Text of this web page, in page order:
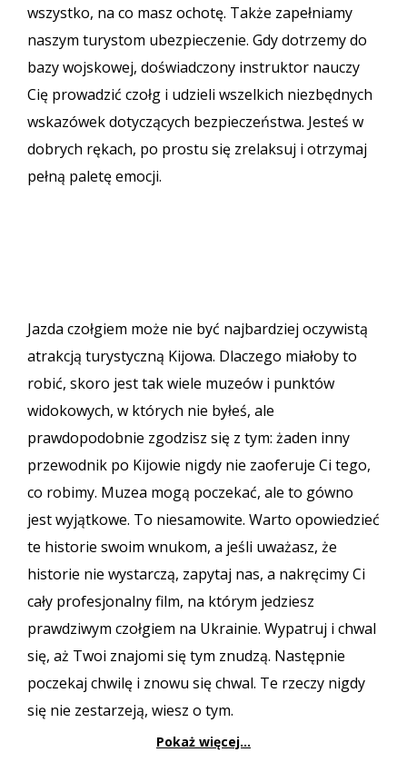
wszystko, na co masz ochotę. Także zapełniamy
naszym turystom ubezpieczenie. Gdy dotrzemy do
bazy wojskowej, doświadczony instruktor nauczy
Cię prowadzić czołg i udzieli wszelkich niezbędnych
wskazówek dotyczących bezpieczeństwa. Jesteś w
dobrych rękach, po prostu się zrelaksuj i otrzymaj
pełną paletę emocji.
Jazda czołgiem może nie być najbardziej oczywistą
atrakcją turystyczną Kijowa. Dlaczego miałoby to
robić, skoro jest tak wiele muzeów i punktów
widokowych, w których nie byłeś, ale
prawdopodobnie zgodzisz się z tym: żaden inny
przewodnik po Kijowie nigdy nie zaoferuje Ci tego,
co robimy. Muzea mogą poczekać, ale to gówno
jest wyjątkowe. To niesamowite. Warto opowiedzieć
te historie swoim wnukom, a jeśli uważasz, że
historie nie wystarczą, zapytaj nas, a nakręcimy Ci
cały profesjonalny film, na którym jedziesz
prawdziwym czołgiem na Ukrainie. Wypatruj i chwal
się, aż Twoi znajomi się tym znudzą. Następnie
poczekaj chwilę i znowu się chwal. Te rzeczy nigdy
się nie zestarzeją, wiesz o tym.
Pokaż więcej...